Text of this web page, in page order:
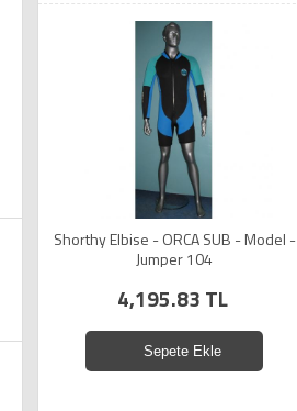
Shorthy Elbise - ORCA SUB - Model -
Jumper 104
4,195.83 TL
Sepete Ekle